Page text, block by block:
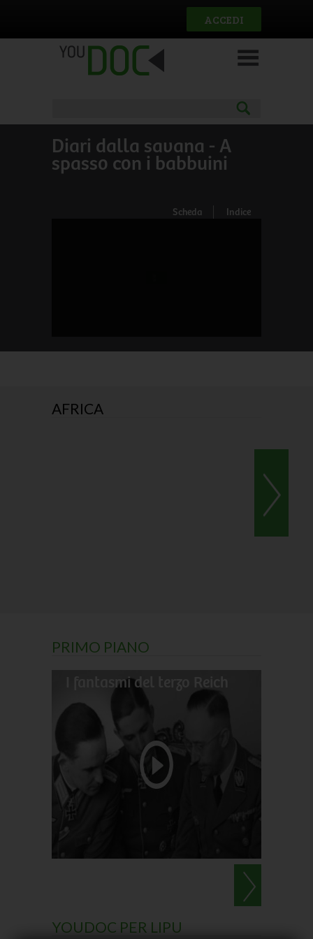
ACCEDI
Diari dalla savana - A
spasso con i babbuini
Scheda Indice
AFRICA
PRIMO PIANO
I fantasmi del terzo Reich
YOUDOC PER LIPU